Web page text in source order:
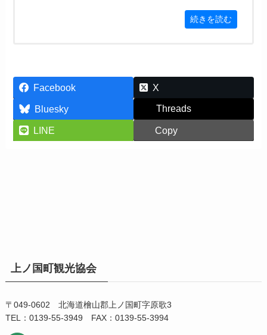
続きを読む
Facebook
X
Bluesky
Threads
LINE Copy
上ノ国町観光協会
〒049-0602 北海道檜山郡上ノ国町字原歌3
TEL：0139-55-3949 FAX：0139-55-3994